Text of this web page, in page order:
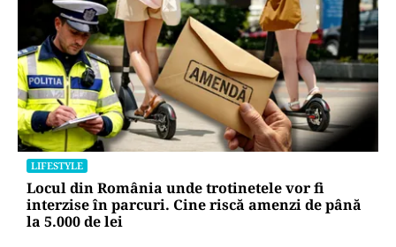
LIFESTYLE
Locul din România unde trotinetele vor fi
interzise în parcuri. Cine riscă amenzi de până
la 5.000 de lei